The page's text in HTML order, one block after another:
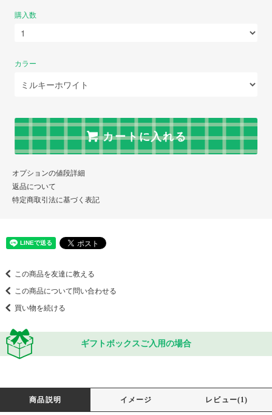
購入数
カラー
カートに入れる
オプションの値段詳細
返品について
特定商取引法に基づく表記
この商品を友達に教える
この商品について問い合わせる
買い物を続ける
ギフトボックスご入用の場合
商品説明 イメージ レビュー(1)